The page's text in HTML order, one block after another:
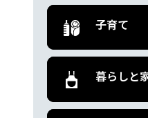
子育て
暮らしと